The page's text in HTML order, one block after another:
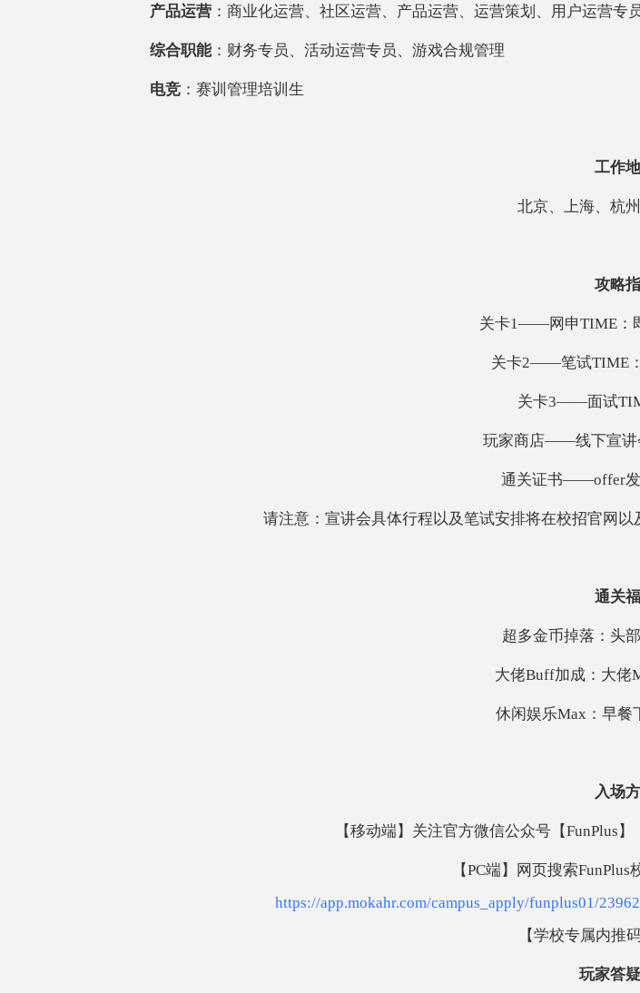
产品运营 ：商业化运营、社区运营、产品运营、运营策划、用户运营专
综合职能：财务专员、活动运营专员、游戏合规管理
电竞 ：赛训管理培训生
工作
北京、上海、杭
攻略
关卡1——网申TIME：
关卡2——笔试TIME
关卡3——面试
玩家商店——线下宣讲
通关证书——offer发
请注意：宣讲会具体行程以及笔试安排将在校招官网
通关
超多金币掉落：头
大佬Buff加成：大佬
休闲娱乐Max：早餐
入场
【移动端】关注官方微信公众号【FunPlus
【PC端】网页搜索FunPlus
https://app.mokahr.com/campus_apply/funplus01/
【学校专属内推
玩家答